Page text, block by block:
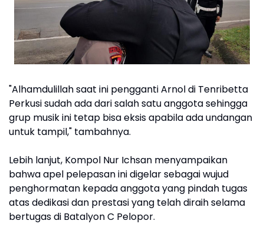
"Alhamdulillah saat ini pengganti Arnol di Tenribetta
Perkusi sudah ada dari salah satu anggota sehingga
grup musik ini tetap bisa eksis apabila ada undangan
untuk tampil," tambahnya.
Lebih lanjut, Kompol Nur Ichsan menyampaikan
bahwa apel pelepasan ini digelar sebagai wujud
penghormatan kepada anggota yang pindah tugas
atas dedikasi dan prestasi yang telah diraih selama
bertugas di Batalyon C Pelopor.